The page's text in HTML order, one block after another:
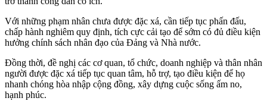
Với những phạm nhân chưa được đặc xá, cần tiếp tục phấn đấu,
chấp hành nghiêm quy định, tích cực cải tạo để sớm có đủ điều kiện
hưởng chính sách nhân đạo của Đảng và Nhà nước.
Đồng thời, đề nghị các cơ quan, tổ chức, doanh nghiệp và thân nhân
người được đặc xá tiếp tục quan tâm, hỗ trợ, tạo điều kiện để họ
nhanh chóng hòa nhập cộng đồng, xây dựng cuộc sống ấm no,
hạnh phúc.